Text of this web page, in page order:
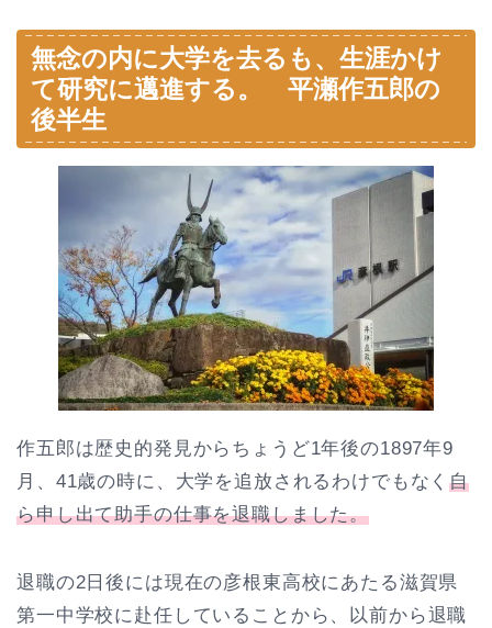
無念の内に大学を去るも、生涯かけ
て研究に邁進する。 平瀬作五郎の
後半生
作五郎は歴史的発見からちょうど1年後の1897年9
月、41歳の時に、大学を追放されるわけでもなく自
ら申し出て助手の仕事を退職しました。
退職の2日後には現在の彦根東高校にあたる滋賀県
第一中学校に赴任していることから、以前から退職